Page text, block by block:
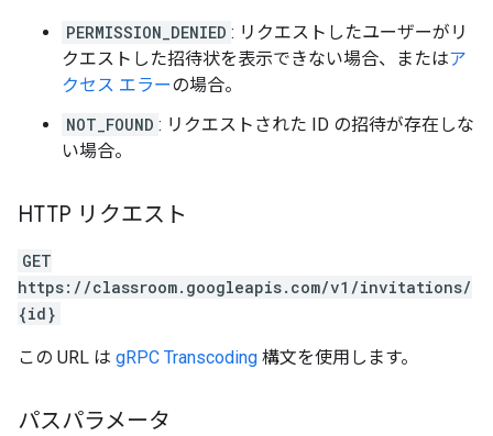
PERMISSION_DENIED : リクエストしたユーザーがリ
クエストした招待状を表示できない場合、またはア
クセス エラーの場合。
NOT_FOUND : リクエストされた ID の招待が存在しな
い場合。
HTTP リクエスト
GET
https://classroom.googleapis.com/v1/invitations/
{id}
この URL は gRPC Transcoding 構文を使用します。
パスパラメータ